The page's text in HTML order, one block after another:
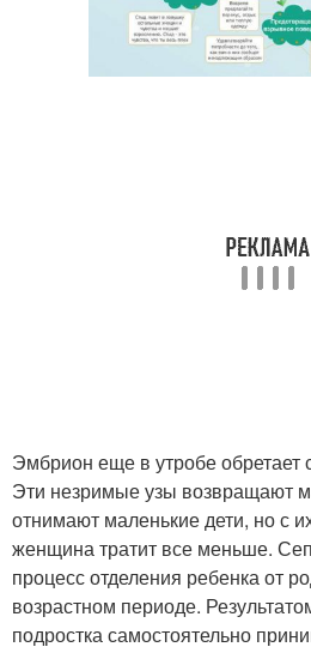
Эмбрион еще в утробе обретает
Эти незримые узы возвращают
отнимают маленькие дети, но с
женщина тратит все меньше.
процесс отделения ребенка от
возрастном периоде.
подростка самостоятельно